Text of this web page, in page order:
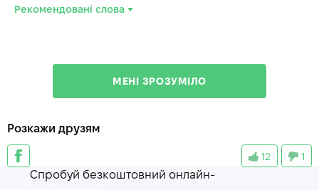
Рекомендовані слова
sue— подавать в суд
longitude
МЕНІ ЗРОЗУМІЛО
Розкажи друзям
12 1
Спробуй безкоштовний онлайн-